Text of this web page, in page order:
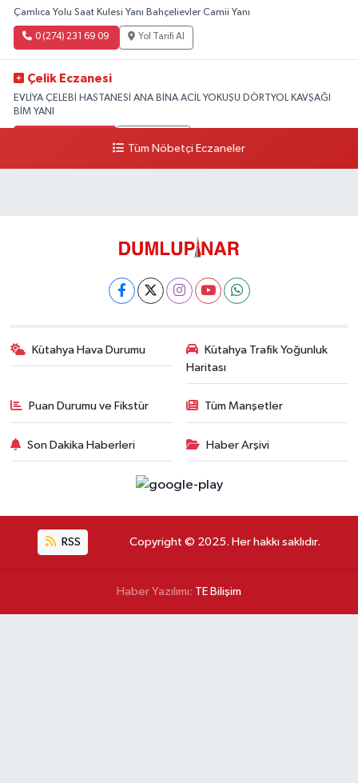
Çamlıca Yolu Saat Kulesi Yanı Bahçelievler Camii Yanı
0 (274) 231 69 09 Yol Tarifi Al
Çelik Eczanesi
EVLİYA ÇELEBİ HASTANESİ ANA BİNA ACİL YOKUŞU DÖRTYOL KAVŞAĞI
BİM YANI
Tüm Nöbetçi Eczaneler
Kütahya Hava Durumu
Kütahya Trafik Yoğunluk
Haritası
Puan Durumu ve Fikstür Tüm Manşetler
Son Dakika Haberleri Haber Arşivi
RSS Copyright © 2025. Her hakkı saklıdır.
Haber Yazılımı: TE Bilişim